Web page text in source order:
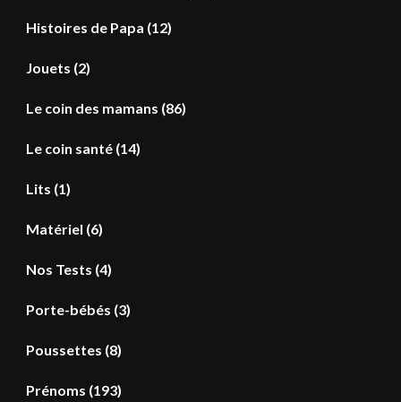
Histoires de Papa (12)
Jouets (2)
Le coin des mamans (86)
Le coin santé (14)
Lits (1)
Matériel (6)
Nos Tests (4)
Porte-bébés (3)
Poussettes (8)
Prénoms (193)